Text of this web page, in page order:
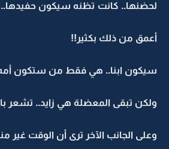
لحضنها.. كانت تظنه سيكون
أعمق من ذلك بكثير!!
سيكون ابنا.. هي فقط من ستكون
ولكن تبقى المعضلة هي زايد.. تشعر
وعلى الجانب الآخر ترى أن الوقت غير